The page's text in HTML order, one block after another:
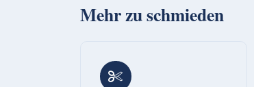
Mehr zuschmieden